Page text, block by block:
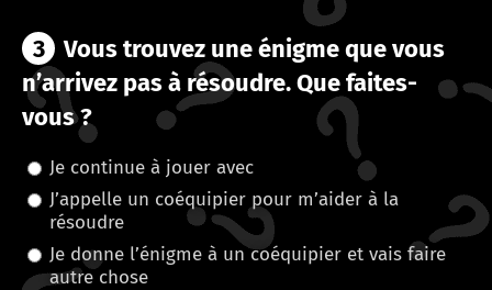
3
Vous trouvez une énigme que vous
n’arrivez pas à résoudre. Que faites-
vous ?
Je continue à jouer avec
J’appelle un coéquipier pour m’aider à la
résoudre
Je donne l’énigme à un coéquipier et vais faire
autre chose